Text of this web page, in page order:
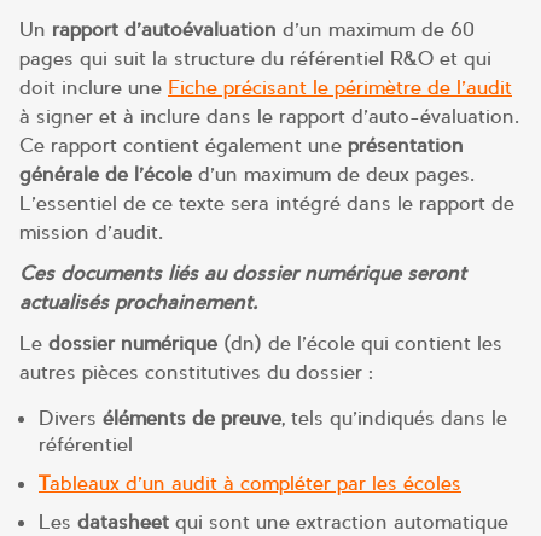
Un rapport d’autoévaluation d’un maximum de 60
pages qui suit la structure du référentiel R&O et qui
doit inclure une Fiche précisant le périmètre de l’audit
à signer et à inclure dans le rapport d’auto-évaluation.
Ce rapport contient également une présentation
générale de l’école d’un maximum de deux pages.
L’essentiel de ce texte sera intégré dans le rapport de
mission d’audit.
Ces documents liés au dossier numérique seront
actualisés prochainement.
Le dossier numérique (dn) de l’école qui contient les
autres pièces constitutives du dossier :
Divers éléments de preuve, tels qu’indiqués dans le
référentiel
Tableaux d’un audit à compléter par les écoles
Les datasheet qui sont une extraction automatique